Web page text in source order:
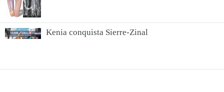
Kenia conquista Sierre-Zinal